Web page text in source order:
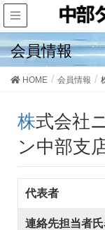
会員情報
HOME 会員情報
株式会社ニヤクコーポレーショ
ン中部支
代表者
連絡先担当者氏